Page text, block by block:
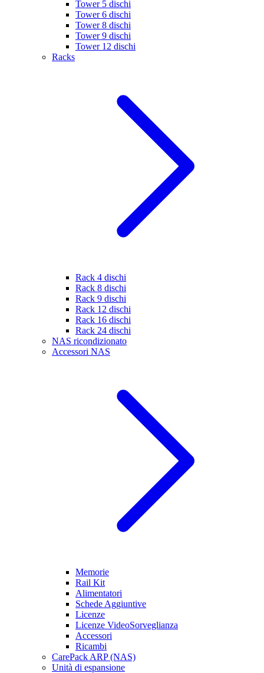
Tower 5 dischi
Tower 6 dischi
Tower 8 dischi
Tower 9 dischi
Tower 12 dischi
Racks
Rack 4 dischi
Rack 8 dischi
Rack 9 dischi
Rack 12 dischi
Rack 16 dischi
Rack 24 dischi
NAS ricondizionato
Accessori NAS
Memorie
Rail Kit
Alimentatori
Schede Aggiuntive
Licenze
Licenze VideoSorveglianza
Accessori
Ricambi
CarePack ARP (NAS)
Unità di espansione